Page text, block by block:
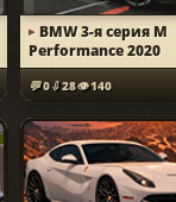
BMW 3-я серия M
Performance 2020
0 28 140